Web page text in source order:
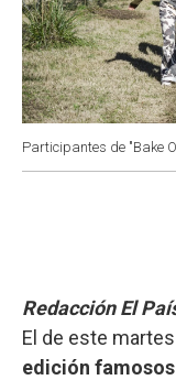
Participantes de "Bake
Redacción El
El de este
edición